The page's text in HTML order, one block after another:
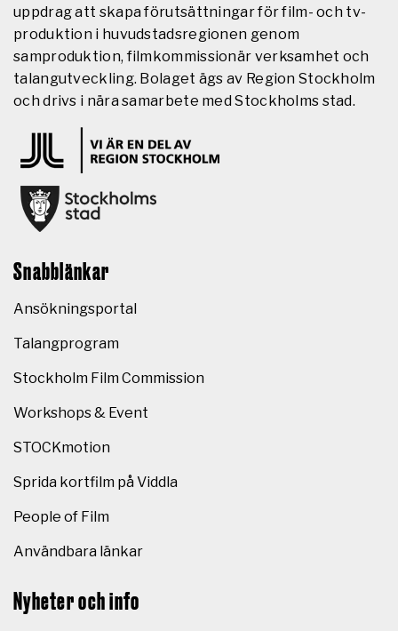
uppdrag att skapa förutsättningar för film- och tv-
produktion i huvudstadsregionen genom
samproduktion, filmkommissionär verksamhet och
talangutveckling. Bolaget ägs av Region Stockholm
och drivs i nära samarbete med Stockholms stad.
Snabblänkar
Ansökningsportal
Talangprogram
Stockholm Film Commission
Workshops & Event
STOCKmotion
Sprida kortfilm på Viddla
People of Film
Användbara länkar
Nyheter och info